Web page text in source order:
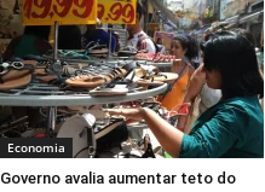
Economia
Governo avalia aumentar teto do